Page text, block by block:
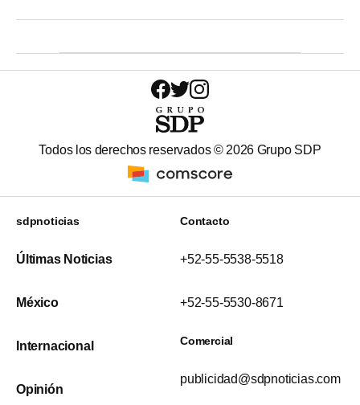
Todos los derechos reservados © 2026 Grupo SDP
sdpnoticias
Últimas Noticias
México
Internacional
Opinión
Contacto
+52-55-5538-5518
+52-55-5530-8671
Comercial
publicidad@sdpnoticias.com